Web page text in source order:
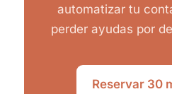
automatizar tu
perder ayudas por
Reservar 30